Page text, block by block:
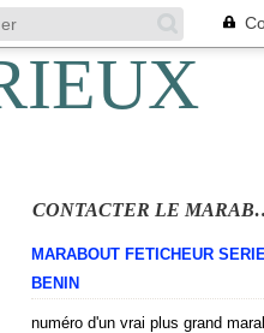
MARABOUT FETICHEUR
BENIN
numéro d'un vrai plus grand